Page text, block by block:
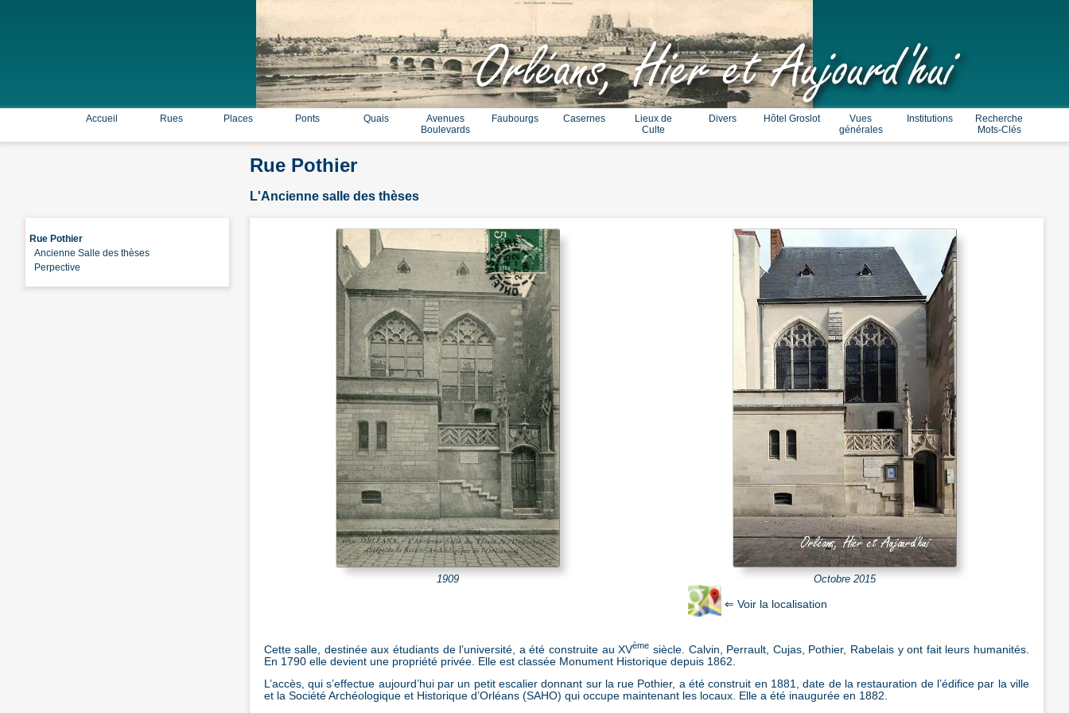
Orléans, Hier et Aujourd'hui
Accueil Rues Places Ponts Quais
Avenues
Boulevards
Faubourgs Casernes
Lieux de
Culte
Divers Hôtel Groslot
Vues
générales
Institutions
Recherche
Mots-Clés
Rue Pothier
L'Ancienne salle des thèses
Rue Pothier
Ancienne Salle des thèses
Perpective
1909 Octobre 2015
Cette salle, destinée aux étudiants de l’université, a été construite au XVème siècle. Calvin, Perrault, Cujas, Pothier, Rabelais y ont fait leurs humanités.
En 1790 elle devient une propriété privée. Elle est classée Monument Historique depuis 1862.
L’accès, qui s’effectue aujourd’hui par un petit escalier donnant sur la rue Pothier, a été construit en 1881, date de la restauration de l’édifice par la ville
et la Société Archéologique et Historique d’Orléans (SAHO) qui occupe maintenant les locaux. Elle a été inaugurée en 1882.